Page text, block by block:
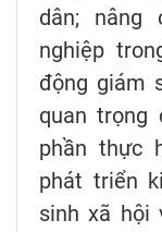
dân; nâng
nghiệp
động giám
quan trọng
phần thực
phát triển
sinh xã hội